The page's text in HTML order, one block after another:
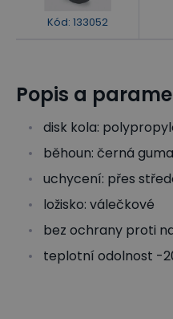
Kód: 133052
Popis a
disk kola:
běhoun: černá guma
uchycení: přes
ložisko: válečkové
bez ochrany proti
teplotní odolnost -